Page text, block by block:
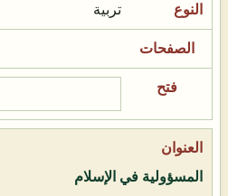
تربية
المسؤولية في الإسلام